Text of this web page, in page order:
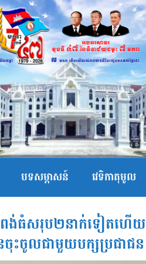
បទសម្ភាសន៍ វេទិកាតុមូល
កំពង់ធំ​​​សរុប២នាក់ទៀតហើយ​
ះចូលជាមួយ​បក្សប្រជាជន​​